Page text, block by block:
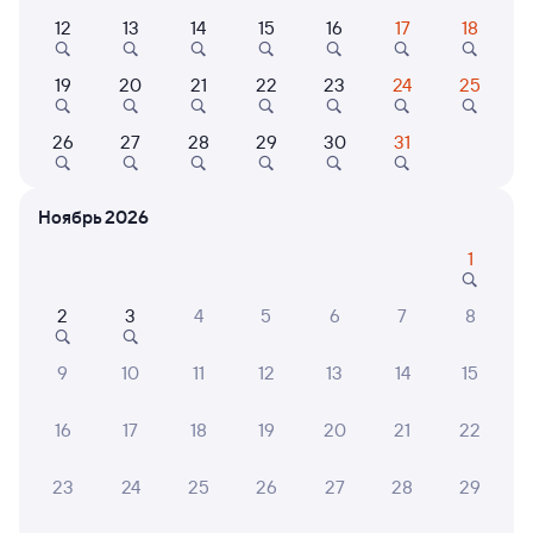
Фирменный
070Я Проходящий 8,9
Красноярск
12:36 06:18
1 д 15 ч 42 м в пути
Маршрут
Купе
от 5 ⁠688 ⁠₽ 6 ⁠081 ⁠₽
010Н Проходящий 6,3
12 13 14 15 16 17 18
19 20 21 22 23 24 25
26 27 28 29 30 31
Ноябрь 2026
1
2 3 4 5 6 7 8
9 10 11 12 13 14 15
16 17 18 19 20 21 22
23 24 25 26 27 28 29